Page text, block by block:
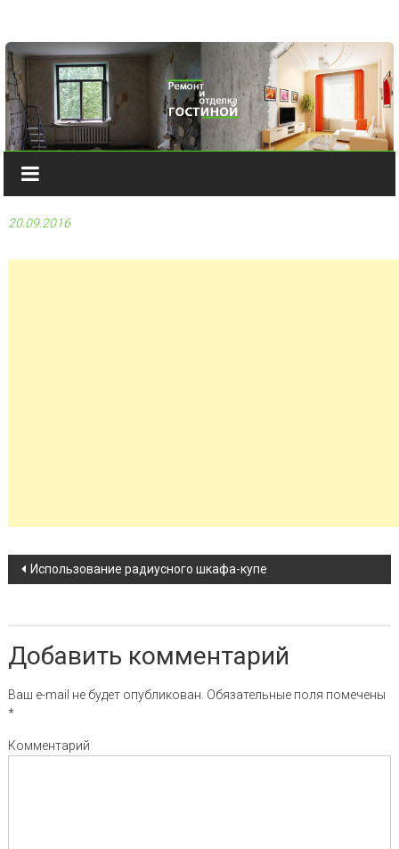
20.09.2016
Навигация по записи
Использование радиусного шкафа-купе
Добавить комментарий
Ваш e-mail не будет опубликован. Обязательные поля помечены
*
Комментарий